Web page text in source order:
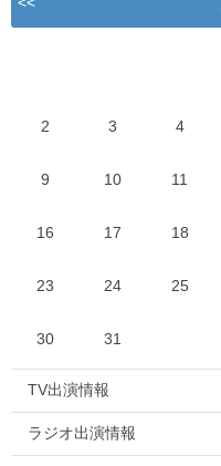
2 3 4
9 10 11
16 17 18
23 24 25
30 31
TV出演情報
ラジオ出演情報